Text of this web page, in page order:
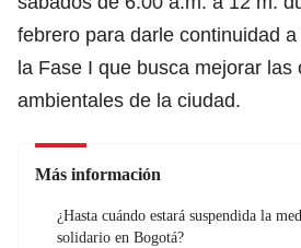
febrero para darle continuidad
la Fase I que busca mejorar las
ambientales de la ciudad.
Más información
¿Hasta cuándo estará suspendida la
solidario en Bogotá?